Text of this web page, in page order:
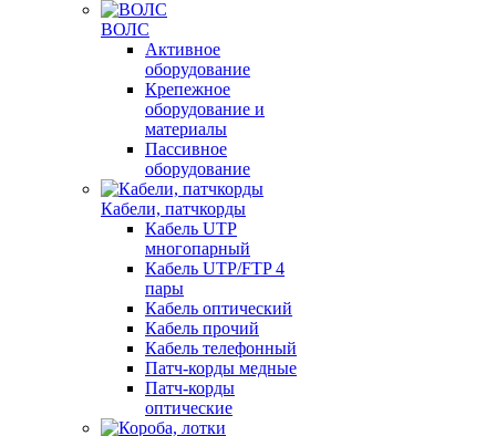
ВОЛС
Активное
оборудование
Крепежное
оборудование и
материалы
Пассивное
оборудование
Кабели, патчкорды
Кабель UTP
многопарный
Кабель UTP/FTP 4
пары
Кабель оптический
Кабель прочий
Кабель телефонный
Патч-корды медные
Патч-корды
оптические